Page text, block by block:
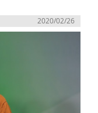
2020/02/26